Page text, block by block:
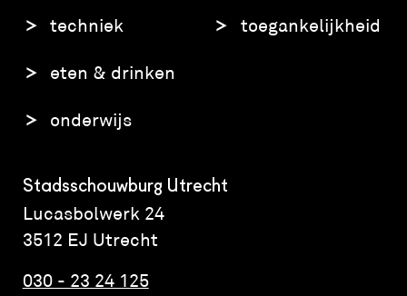
techniek
eten & drinken
onderwijs
toegankelijkheid
Stadsschouwburg Utrecht
Lucasbolwerk 24
3512 EJ Utrecht
030 - 23 24 125